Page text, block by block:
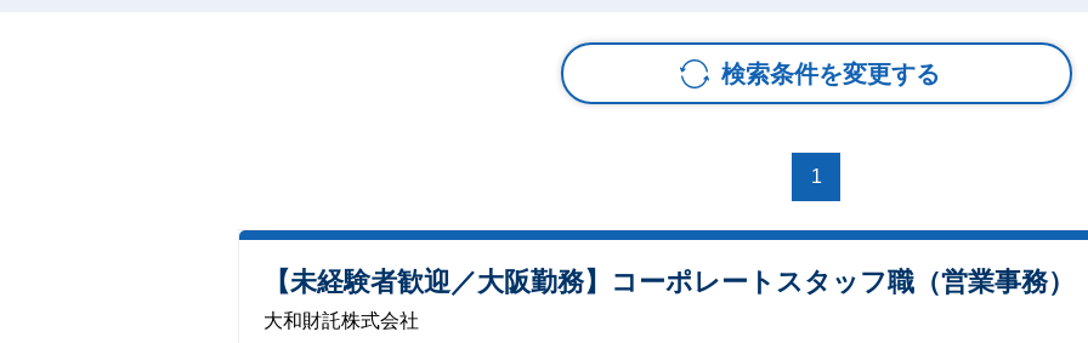
検索条件を変更する
1
【未経験者歓迎／大阪勤務】コーポレートスタッフ職（営業事務）
大和財託株式会社